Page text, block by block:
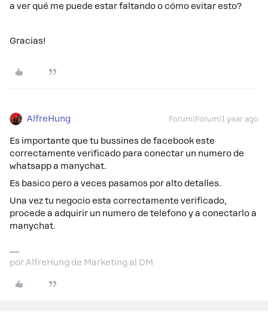
a ver qué me puede estar faltando o cómo evitar esto?
Gracias!
AlfreHung Forum|Forum|1 year ago
Es importante que tu bussines de facebook este
correctamente verificado para conectar un numero de
whatsapp a manychat.
Es basico pero a veces pasamos por alto detalles.
Una vez tu negocio esta correctamente verificado,
procede a adquirir un numero de telefono y a conectarlo a
manychat.
por AlfreHung de Marketing al DM